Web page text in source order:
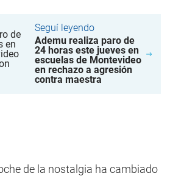
Seguí leyendo
Ademu realiza paro de
24 horas este jueves en
escuelas de Montevideo
en rechazo a agresión
contra maestra
de la nostalgia ha cambiado